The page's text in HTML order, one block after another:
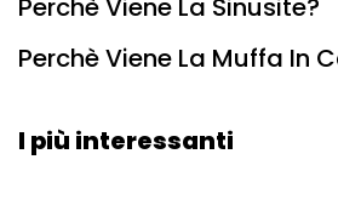
Perchè Viene La Sinusite?
Perchè Viene La Muffa In
I più interessanti